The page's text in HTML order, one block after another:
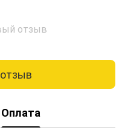
отзыв
Оплата